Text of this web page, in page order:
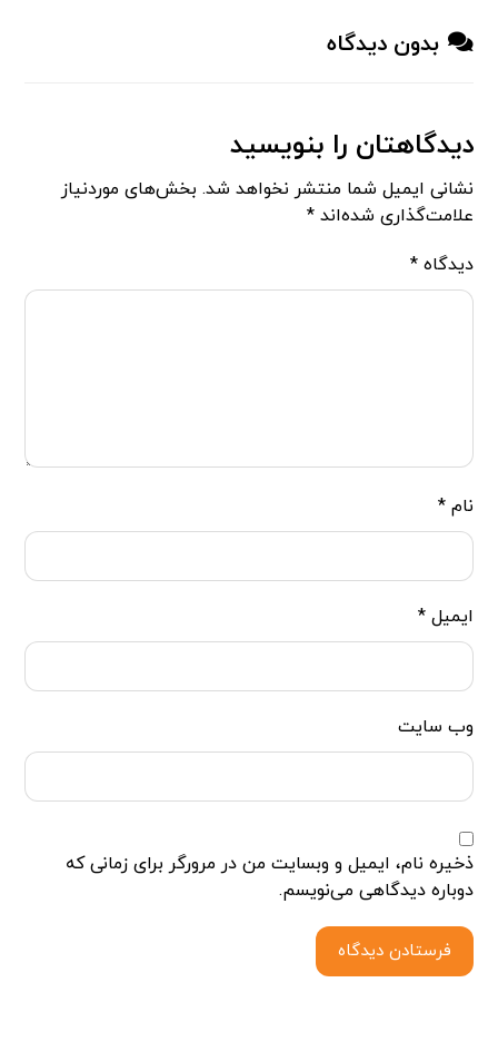
بدون دیدگاه
دیدگاهتان را بنویسید
نشانی ایمیل شما منتشر نخواهد شد. بخش‌های موردنیاز
علامت‌گذاری شده‌اند*
دیدگاه*
نام*
ایمیل*
وب‌ سایت
ذخیره نام، ایمیل و وبسایت من در مرورگر برای زمانی که
دوباره دیدگاهی می‌نویسم.
فرستادن دیدگاه